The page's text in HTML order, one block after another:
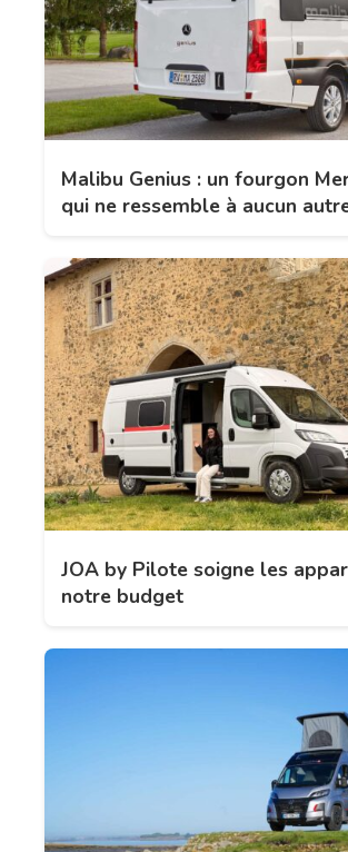
Malibu Genius : un fourgon
qui ne ressemble à aucun
JOA by Pilote soigne les
notre budget